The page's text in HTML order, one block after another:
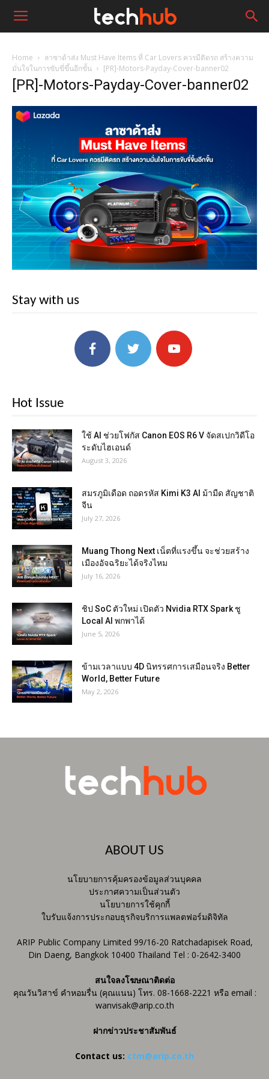
Home
ลาซาด้าส่ง Must Have Items ที่ Car Lovers ควรมีติดรถ สร้างความ
มั่นใจในการขับขี่ขึ้นอีกขั้น
[PR]-Motors-Payday-Cover-banner02
[PR]-Motors-Payday-Cover-banner02
Stay with us
Hot Issue
ใช้ AI ช่วยโฟกัส Canon EOS R6 V จัดสเปกวิดีโอ
ระดับไฮเอนด์
August 3, 2026
สมรภูมิเดือด ถอดรหัส Kimi K3 AI ม้ามืด สัญชาติ
จีน
July 27, 2026
Muang Thong Next เน็ตที่แรงขึ้น จะช่วยสร้าง
เมืองอัจฉริยะได้จริงไหม
July 16, 2026
ชิป SoC ตัวใหม่ เปิดตัว Nvidia RTX Spark ชู
Local AI พกพาได้
June 5, 2026
ข้ามเวลาแบบ 4D นิทรรศการเสมือนจริง Better
World, Better Future
May 2, 2026
ABOUT US
นโยบายการคุ้มครองข้อมูลส่วนบุคคล
ประกาศความเป็นส่วนตัว
นโยบายการใช้คุกกี้
ใบรับแจ้งการประกอบธุรกิจบริการแพลตฟอร์มดิจิทัล
ARIP Public Company Limited 99/16-20 Ratchadapisek Road,
Din Daeng, Bangkok 10400 Thailand Tel : 0-2642-3400
สนใจลงโฆษณาติดต่อ
คุณวันวิสาข์ คำหอมรื่น (คุณแนน) โทร. 08-1668-2221 หรือ email :
wanvisak@arip.co.th
ฝากข่าวประชาสัมพันธ์
Contact us: ctm@arip.co.th